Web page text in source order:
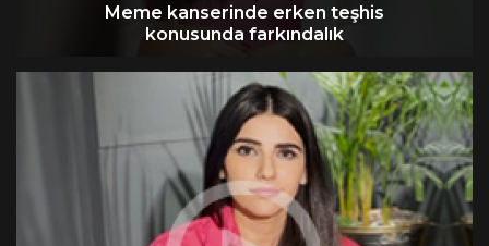
Meme kanserinde erken teşhis
konusunda farkındalık